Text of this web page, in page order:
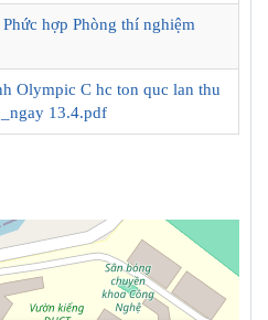
hợp Phòng thí nghiệm
Olympic C hc ton quc lan thu
13.4.pdf